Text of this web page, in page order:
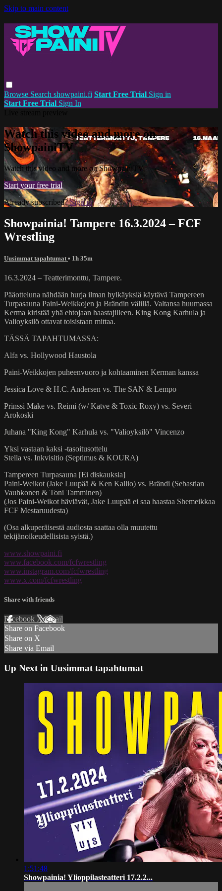
Skip to main content
Browse Search showpaini.fi Start Free Trial Sign in
Start Free Trial Sign In
Watch this video and more on
ShowpainiTV
Watch this video and more on ShowpainiTV
Start your free trial
Already subscribed?Sign in
Showpainia! Tampere 16.3.2024 – FCF
Wrestling
Uusimmat tapahtumat • 1h 35m
16.3.2024 – Teatterimonttu, Tampere.
Pääotteluna nähdään hurja ilman hylkäyksiä käytävä Tampereen
Turpasauna Paini-Weikkojen ja Brändin välillä. Valtansa huumassa
Kerma kiristää yhä ehtojaan haastajilleen. King Kong Karhula ja
Valioyksilö ottavat toisistaan mittaa.
TÄSSÄ TAPAHTUMASSA:
Alfa vs. Hollywood Haustola
Paini-Weikkojen puheenvuoro ja kohtaaminen Kerman kanssa
Jessica Love & H.C. Andersen vs. The SAN & Lempo
Prinssi Make vs. Reimi (w/ Katve & Toxic Roxy) vs. Severi
Arokoski
Juhana "King Kong" Karhula vs. "Valioyksilö" Vincenzo
Yksi vastaan kaksi -tasoitusottelu
Stella vs. Inkvisitio (Septimus & KOURA)
Tampereen Turpasauna [Ei diskauksia]
Paini-Weikot (Jake Luupää & Ken Kallio) vs. Brändi (Sebastian
Vauhkonen & Toni Tamminen)
(Jos Paini-Weikot häviävät, Jake Luupää ei saa haastaa Shemeikkaa
FCF Mestaruudesta)
(Osa alkuperäisestä audiosta saattaa olla muutettu
tekijänoikeudellisista syistä.)
www.showpaini.fi
www.facebook.com/fcfwrestling
www.instagram.com/fcfwrestling
www.x.com/fcfwrestling
Share with friends
Facebook XEmail
Share on Facebook
Share on X
Share via Email
Up Next in Uusimmat tapahtumat
1:51:48
Showpainia! Ylioppilasteatteri 17.2.2...